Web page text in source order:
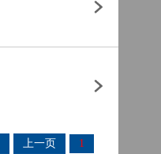
上一页
1